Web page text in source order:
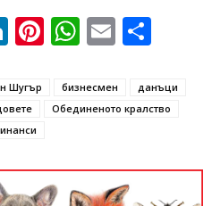
LinkedIn
Pinterest
WhatsApp
Email
Шугър бизнесмен
данъци
Обединеното кралство